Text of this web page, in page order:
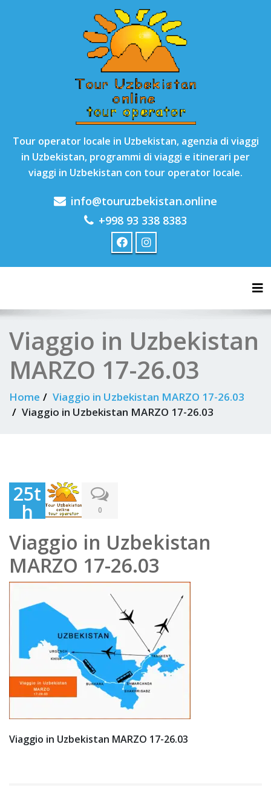
Tour operator locale in Uzbekistan, agenzia di viaggi
in Uzbekistan, programmi di viaggi e itinerari per
viaggi in Uzbekistan con tour operator locale.
info@touruzbekistan.online
+998 93 338 8383
Viaggio in Uzbekistan
MARZO 17-26.03
Home
Viaggio in Uzbekistan MARZO 17-26.03
Viaggio in Uzbekistan MARZO 17-26.03
25t
h
July
202
0
0
Viaggio in Uzbekistan
MARZO 17-26.03
Viaggio in Uzbekistan MARZO 17-26.03